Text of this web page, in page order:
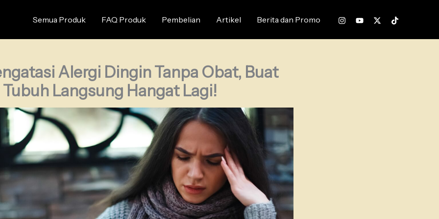
Semua Produk FAQ Produk Pembelian Artikel Berita dan Promo
Alergi Dingin Tanpa Obat, Buat
Tubuh Langsung Hangat Lagi!